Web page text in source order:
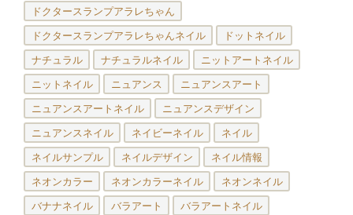
ドクタースランプアラレちゃん
ドクタースランプアラレちゃんネイル ドットネイル
ナチュラル ナチュラルネイル ニットアートネイル
ニットネイル ニュアンス ニュアンスアート
ニュアンスアートネイル ニュアンスデザイン
ニュアンスネイル ネイビーネイル ネイル
ネイルサンプル ネイルデザイン ネイル情報
ネオンカラー ネオンカラーネイル ネオンネイル
バナナネイル バラアート バラアートネイル